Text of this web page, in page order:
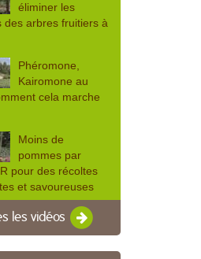
éliminer les
des arbres fruitiers à
Phéromone,
Kairomone au
cela marche
Moins de
pommes par
pour des récoltes
et savoureuses
les vidéos